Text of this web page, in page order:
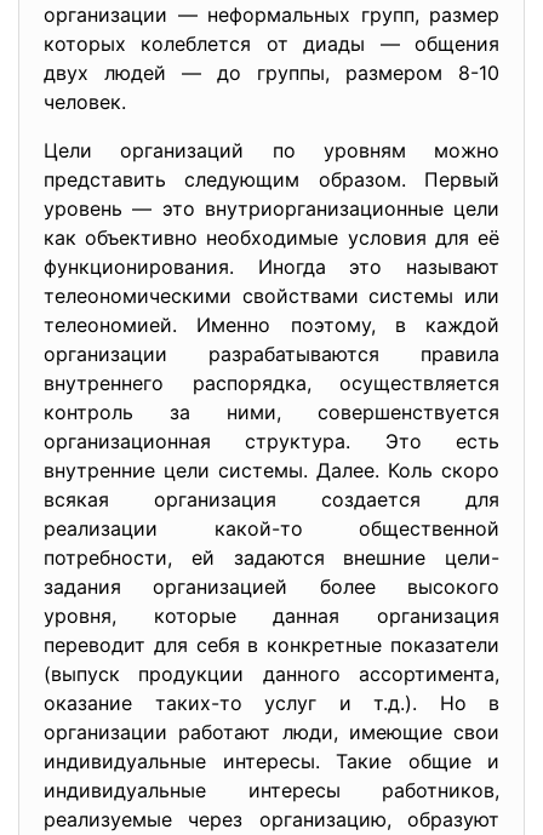
организации — неформальных групп, размер
которых колеблется от диады — общения
двух людей — до группы, размером 8-10
человек.
Цели организаций по уровням можно
представить следующим образом. Первый
уровень — это внутриорганизационные цели
как объективно необходимые условия для её
функционирования. Иногда это называют
телеономическими свойствами системы или
телеономией. Именно поэтому, в каждой
организации разрабатываются правила
внутреннего распорядка, осуществляется
контроль за ними, совершенствуется
организационная структура. Это есть
внутренние цели системы. Далее. Коль скоро
всякая организация создается для
реализации какой-то общественной
потребности, ей задаются внешние цели-
задания организацией более высокого
уровня, которые данная организация
переводит для себя в конкретные показатели
(выпуск продукции данного ассортимента,
оказание таких-то услуг и т.д.). Но в
организации работают люди, имеющие свои
индивидуальные интересы. Такие общие и
индивидуальные интересы работников,
реализуемые через организацию, образуют